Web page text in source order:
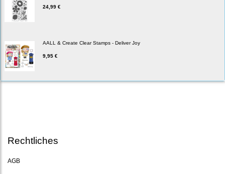
24,99 €
AALL & Create Clear Stamps - Deliver Joy
9,95 €
Rechtliches
AGB